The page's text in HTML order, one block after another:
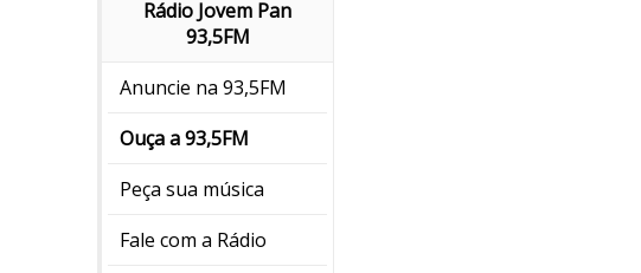
Rádio Jovem Pan
93,5FM
Anuncie na 93,5FM
Ouça a 93,5FM
Peça sua música
Fale com a Rádio